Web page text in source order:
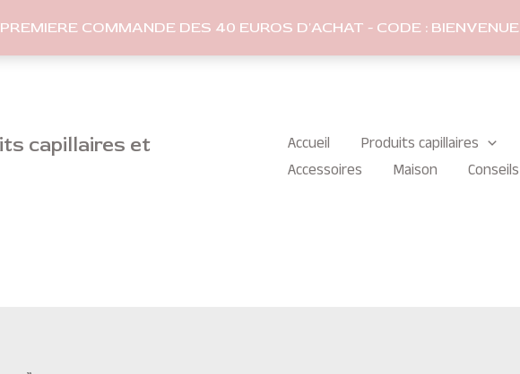
COMMANDE DES 40 EUROS D'ACHAT - CODE : BIENVENUE
capillaires et
Accueil Produits capillaires
Accessoires
Maison Conseils